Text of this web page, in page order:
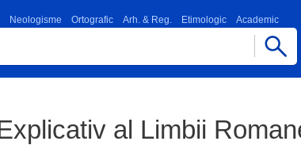
Neologisme Ortografic Arh. & Reg. Etimologic Academic
al Limbii